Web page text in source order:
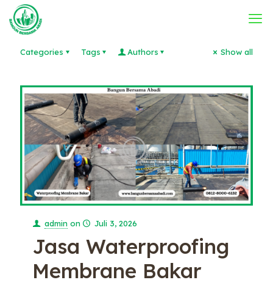
Categories Tags Authors Show all
admin on Juli 3, 2026
Jasa Waterproofing
Membrane Bakar